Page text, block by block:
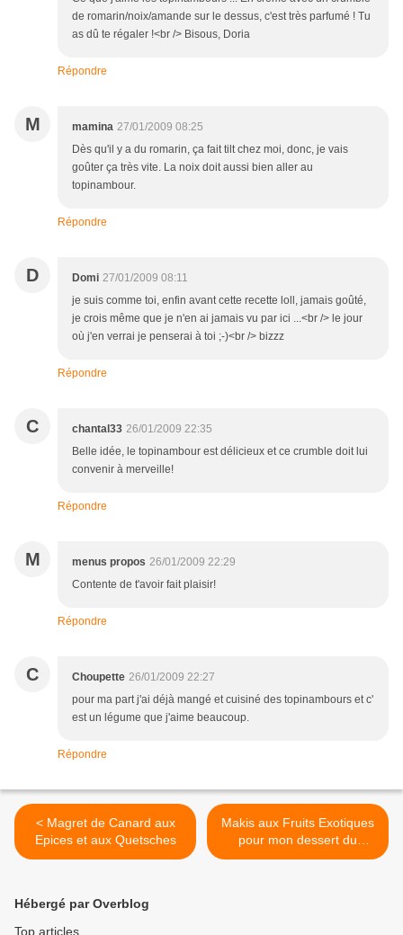
de romarin/noix/amande sur le dessus, c'est très parfumé ! Tu
as dû te régaler !<br /> Bisous, Doria
Répondre
M mamina 27/01/2009 08:25
Dès qu'il y a du romarin, ça fait tilt chez moi, donc, je vais
goûter ça très vite. La noix doit aussi bien aller au
topinambour.
Répondre
D Domi 27/01/2009 08:11
je suis comme toi, enfin avant cette recette loll, jamais goûté,
je crois même que je n'en ai jamais vu par ici ...<br /> le jour
où j'en verrai je penserai à toi ;-)<br /> bizzz
Répondre
C chantal33 26/01/2009 22:35
Belle idée, le topinambour est délicieux et ce crumble doit lui
convenir à merveille!
Répondre
M menus propos 26/01/2009 22:29
Contente de t'avoir fait plaisir!
Répondre
C Choupette 26/01/2009 22:27
pour ma part j'ai déjà mangé et cuisiné des topinambours et c'
est un légume que j'aime beaucoup.
Répondre
< Magret de Canard aux
Epices et aux Quetsches
Makis aux Fruits Exotiques
pour mon dessert du
Nouvel An Chinois >
Hébergé par Overblog
Top articles